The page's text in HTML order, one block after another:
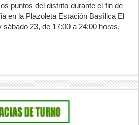
puntos del distrito durante el fin de
en la Plazoleta Estación Basílica El
23, de 17:00 a 24:00 horas,